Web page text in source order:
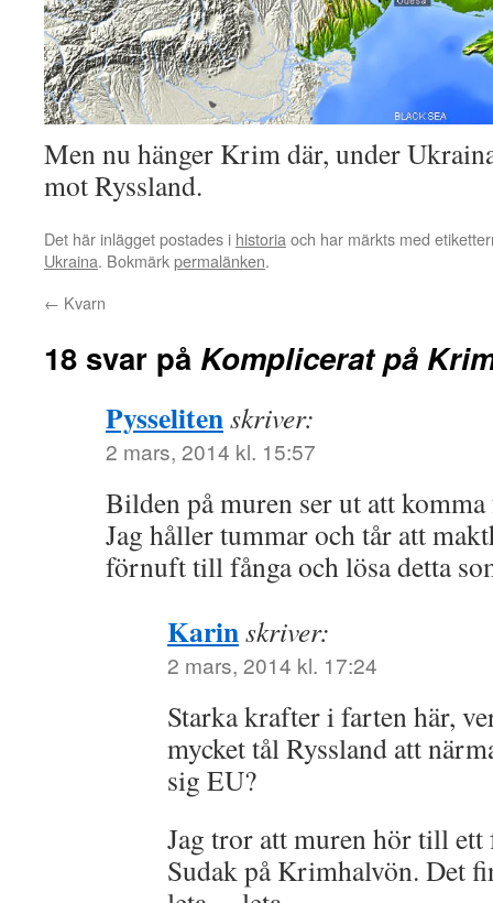
Men nu hänger Krim där, under
mot Ryssland.
Det här inlägget postades i historia och har märkts med
Ukraina. Bokmärkpermalänken.
← Kvarn
18 svar på Komplicerat på
Pysselitenskriver:
2 mars, 2014 kl. 15:57
Bilden på muren ser ut att
Jag håller tummar och tår att
förnuft till fånga och lösa detta
Karinskriver:
2 mars, 2014 kl. 17:24
Starka krafter i farten här,
mycket tål Ryssland att
sig EU?
Jag tror att muren hör till
Sudak på Krimhalvön. Det